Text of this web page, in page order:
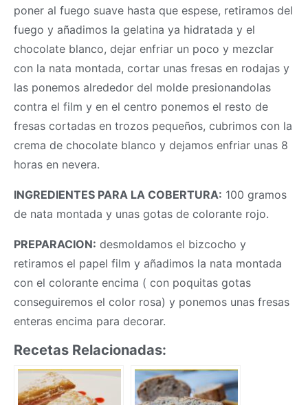
poner al fuego suave hasta que espese, retiramos del
fuego y añadimos la gelatina ya hidratada y el
chocolate blanco, dejar enfriar un poco y mezclar
con la nata montada, cortar unas fresas en rodajas y
las ponemos alrededor del molde presionandolas
contra el film y en el centro ponemos el resto de
fresas cortadas en trozos pequeños, cubrimos con la
crema de chocolate blanco y dejamos enfriar unas 8
horas en nevera.
INGREDIENTES PARA LA COBERTURA: 100 gramos
de nata montada y unas gotas de colorante rojo.
PREPARACION: desmoldamos el bizcocho y
retiramos el papel film y añadimos la nata montada
con el colorante encima ( con poquitas gotas
conseguiremos el color rosa) y ponemos unas fresas
enteras encima para decorar.
Recetas Relacionadas: